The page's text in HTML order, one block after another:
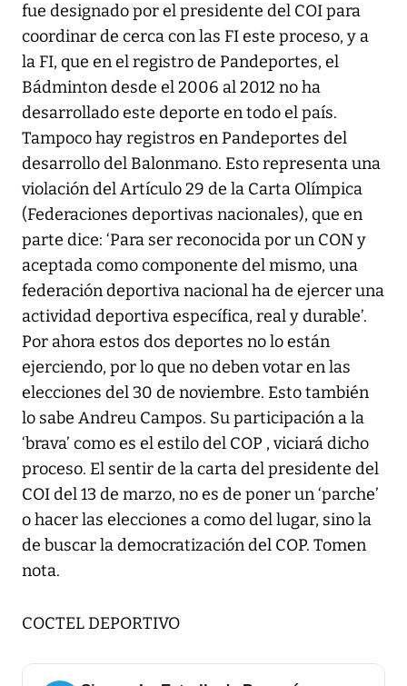
fue designado por el presidente del COI para
coordinar de cerca con las FI este proceso, y a
la FI, que en el registro de Pandeportes, el
Bádminton desde el 2006 al 2012 no ha
desarrollado este deporte en todo el país.
Tampoco hay registros en Pandeportes del
desarrollo del Balonmano. Esto representa una
violación del Artículo 29 de la Carta Olímpica
(Federaciones deportivas nacionales), que en
parte dice: ‘Para ser reconocida por un CON y
aceptada como componente del mismo, una
federación deportiva nacional ha de ejercer una
actividad deportiva específica, real y durable’.
Por ahora estos dos deportes no lo están
ejerciendo, por lo que no deben votar en las
elecciones del 30 de noviembre. Esto también
lo sabe Andreu Campos. Su participación a la
‘brava’ como es el estilo del COP , viciará dicho
proceso. El sentir de la carta del presidente del
COI del 13 de marzo, no es de poner un ‘parche’
o hacer las elecciones a como del lugar, sino la
de buscar la democratización del COP. Tomen
nota.
COCTEL DEPORTIVO